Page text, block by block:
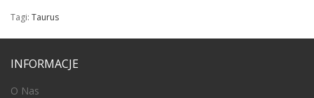
Tagi: Taurus
INFORMACJE
O Nas